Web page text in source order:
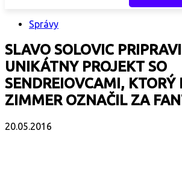
Správy
SLAVO SOLOVIC
UNIKÁTNY PROJEKT SO
SENDREIOVCAMI, KTORÝ
ZIMMER OZNAČIL ZA
20.05.2016